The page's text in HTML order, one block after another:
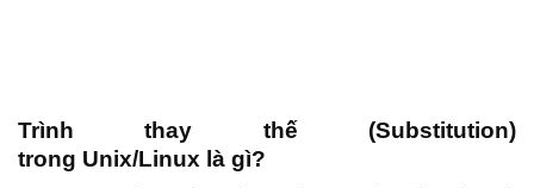
Trình thay thế (Substitution)
trong Unix/Linux là gì?